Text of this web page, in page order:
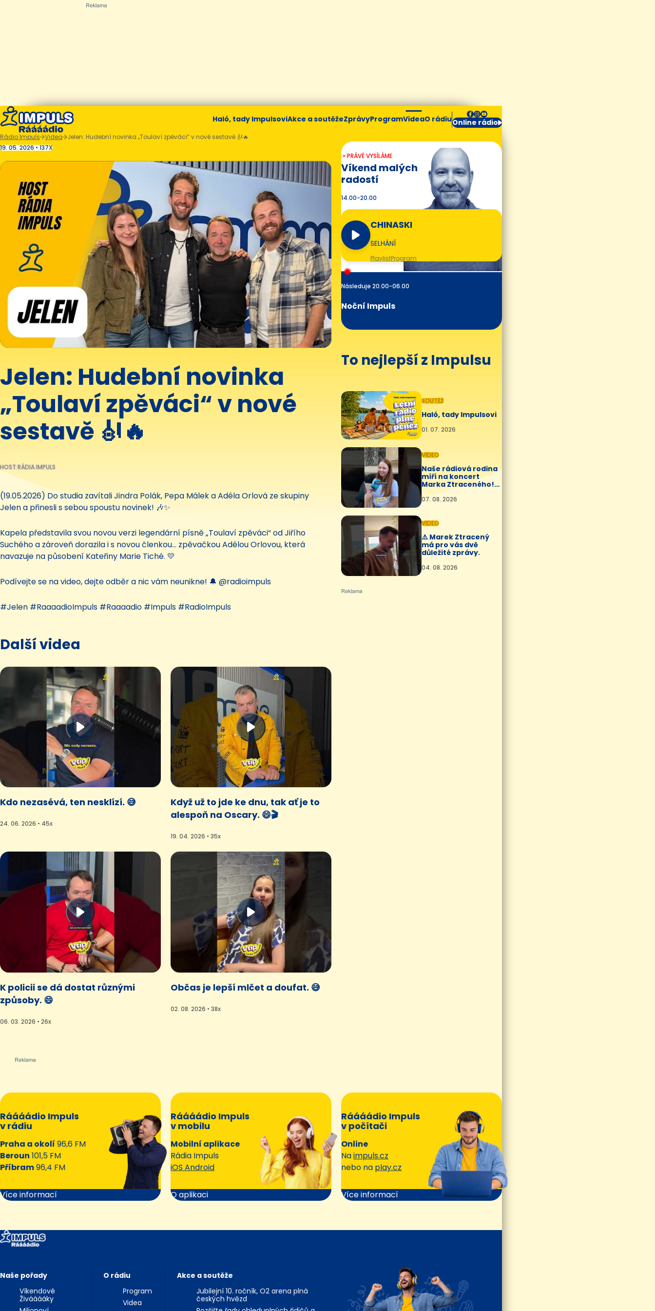
Haló, tady ImpulsoviAkce a soutěžeZprávyProgramVideaO rádiuOnline rádio
Rádio Impuls Videa
Jelen: Hudební novinka „Toulaví zpěváci“ v nové sestavě 🎻🔥
19. 05. 2026 • 137X
Jelen: Hudební novinka
„Toulaví zpěváci“ v nové
sestavě 🎻🔥
HOST RÁDIA IMPULS
(19.05.2026) Do studia zavítali Jindra Polák, Pepa Málek a Adéla Orlová ze skupiny
Jelen a přinesli s sebou spoustu novinek! 🎶✨
Kapela představila svou novou verzi legendární písně „Toulaví zpěváci“ od Jiřího
Suchého a zároveň dorazila i s novou členkou... zpěvačkou Adélou Orlovou, která
navazuje na působení Kateřiny Marie Tiché. 💛
Podívejte se na video, dejte odběr a nic vám neunikne! 🔔 @radioimpuls
#Jelen #RaaaadioImpuls #Raaaadio #Impuls #RadioImpuls
Další videa
Kdo nezasévá, ten nesklízí. 😅
24. 06. 2026 • 45x
Když už to jde ke dnu, tak ať je to
alespoň na Oscary. 😄🎬
19. 04. 2026 • 35x
K policii se dá dostat různými
způsoby. 😄
06. 03. 2026 • 26x
Občas je lepší mlčet a doufat. 😅
02. 08. 2026 • 38x
PRÁVĚ VYSÍLÁME
Víkend malých
radostí
14.00-20.00
CHINASKI
SELHÁNÍ
PlaylistProgram
Následuje 20.00-06.00
Noční Impuls
To nejlepší z Impulsu
SOUTĚŽ
Haló, tady Impulsovi
01. 07. 2026
VIDEO
Naše rádiová rodina
míří na koncert
Marka Ztraceného!
07. 08. 2026
VIDEO
⚠️ Marek Ztracený
má pro vás dvě
důležité zprávy.
04. 08. 2026
Ráááádio Impuls
v rádiu
Praha a okolí 96,6 FM
Beroun 101,5 FM
Příbram96,4 FM
Více informací
Ráááádio Impuls
v mobilu
Mobilní aplikace
Rádia Impuls
iOS Android
O aplikaci
Ráááádio Impuls
v počítači
Online
Naimpuls.cz
nebo na play.cz
Více informací
Naše pořady
Víkendové
Živááááky
O rádiu
Program
Videa
Akce a soutěže
Jubilejní 10. ročník, O2 arena plná
českých hvězd